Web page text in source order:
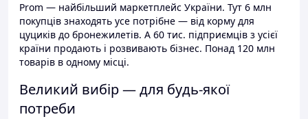
Prom — найбільший маркетплейс України. Тут 6 млн
покупців знаходять усе потрібне — від корму для
цуциків до бронежилетів. А 60 тис. підприємців з усієї
країни продають і розвивають бізнес. Понад 120 млн
товарів в одному місці.
Великий вибір — для будь-якої
потреби